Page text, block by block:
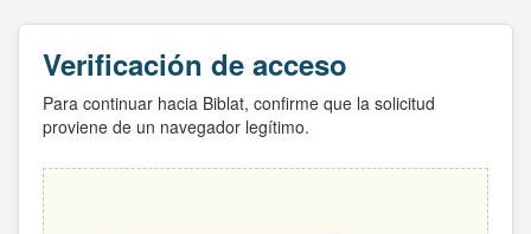
Verificación de acceso
Para continuar hacia Biblat, confirme que la solicitud
proviene de un navegador legítimo.